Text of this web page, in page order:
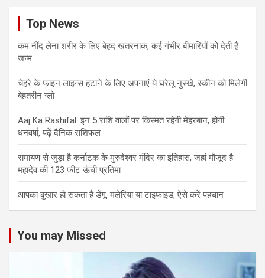
Top News
कम नींद लेना शरीर के लिए बेहद खतरनाक, कई गंभीर बीमारियों को देती है
जन्म
चेहरे के फाइन लाइन्स हटाने के लिए अपनाएं ये घरेलू नुस्खे, स्कीन को मिलेगी
बेहतरीन ग्लो
Aaj Ka Rashifal: इन 5 राशि वालों पर किस्मत रहेगी मेहरबान, होगी
धनवर्षा, पढ़ें दैनिक राशिफल
रामायण से जुड़ा है कर्नाटक के मुरुदेश्वर मंदिर का इतिहास, जहां मौजूद है
महादेव की 123 फीट ऊंची प्रतिमा
आपका बुखार हो सकता है डेंगू, मलेरिया या टाइफाइड, ऐसे करें पहचान
You may Missed